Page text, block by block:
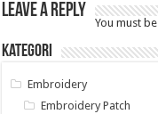
Leave a Reply
You must be
Kategori
Embroidery
Embroidery Patch